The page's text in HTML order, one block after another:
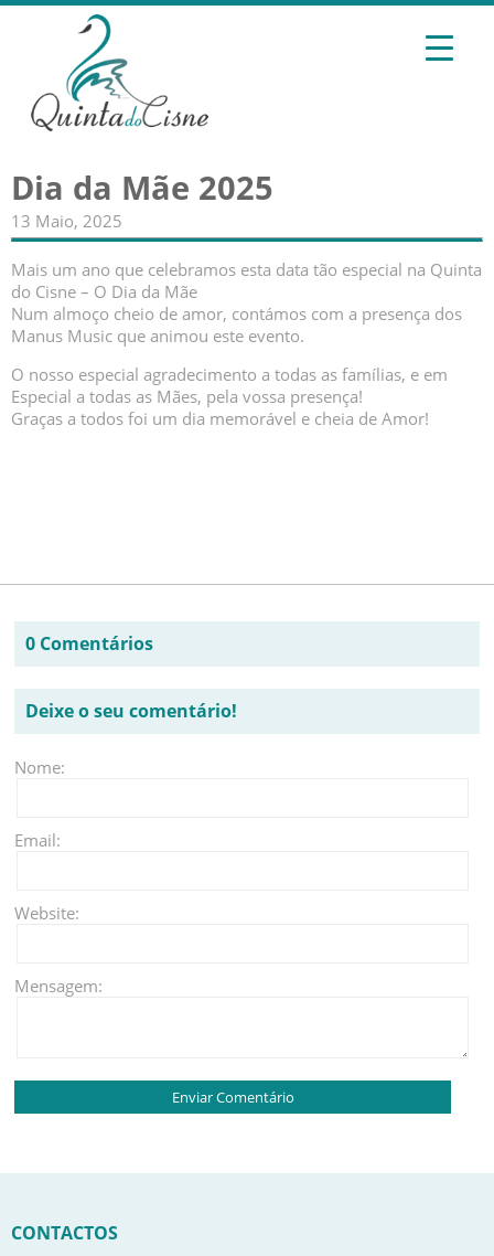
Dia da Mãe 2025
13 Maio, 2025
Mais um ano que celebramos esta data tão especial na Quinta
do Cisne – O Dia da Mãe
Num almoço cheio de amor, contámos com a presença dos
Manus Music que animou este evento.
O nosso especial agradecimento a todas as famílias, e em
Especial a todas as Mães, pela vossa presença!
Graças a todos foi um dia memorável e cheia de Amor!
0 Comentários
Deixe o seu comentário!
Nome:
Email:
Website:
Mensagem:
CONTACTOS